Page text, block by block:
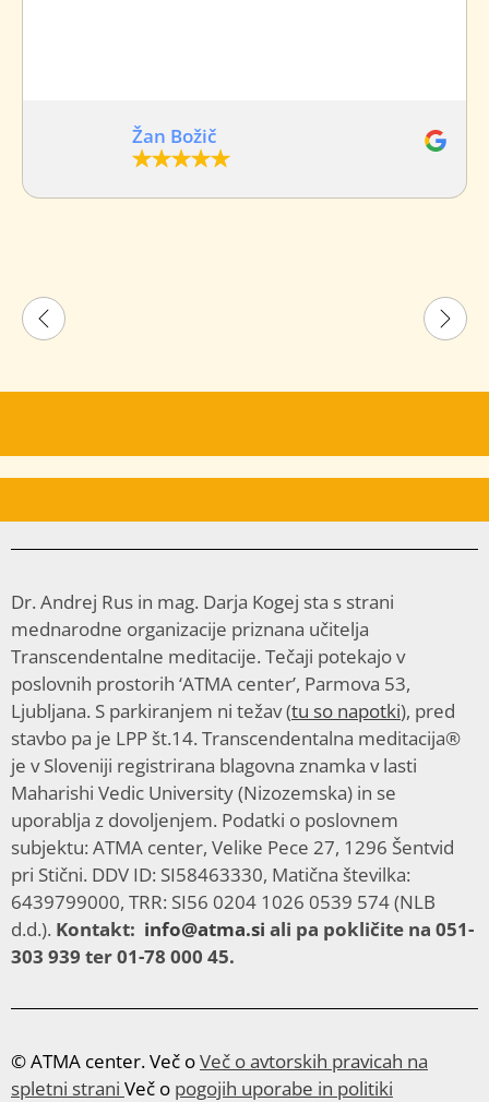
Žan Božič
Dr. Andrej Rus in mag. Darja Kogej sta s strani
mednarodne organizacije priznana učitelja
Transcendentalne meditacije. Tečaji potekajo v
poslovnih prostorih ‘ATMA center’, Parmova 53,
Ljubljana. S parkiranjem ni težav (tu so napotki), pred
stavbo pa je LPP št.14. Transcendentalna meditacija®
je v Sloveniji registrirana blagovna znamka v lasti
Maharishi Vedic University (Nizozemska) in se
uporablja z dovoljenjem. Podatki o poslovnem
subjektu: ATMA center, Velike Pece 27, 1296 Šentvid
pri Stični. DDV ID: SI58463330, Matična številka:
6439799000, TRR: SI56 0204 1026 0539 574 (NLB
d.d.). Kontakt: info@atma.si ali pa pokličite na 051-
303 939 ter 01-78 000 45.
© ATMA center. Več oVeč o avtorskih pravicah na
spletni strani Več o pogojih uporabe in politiki